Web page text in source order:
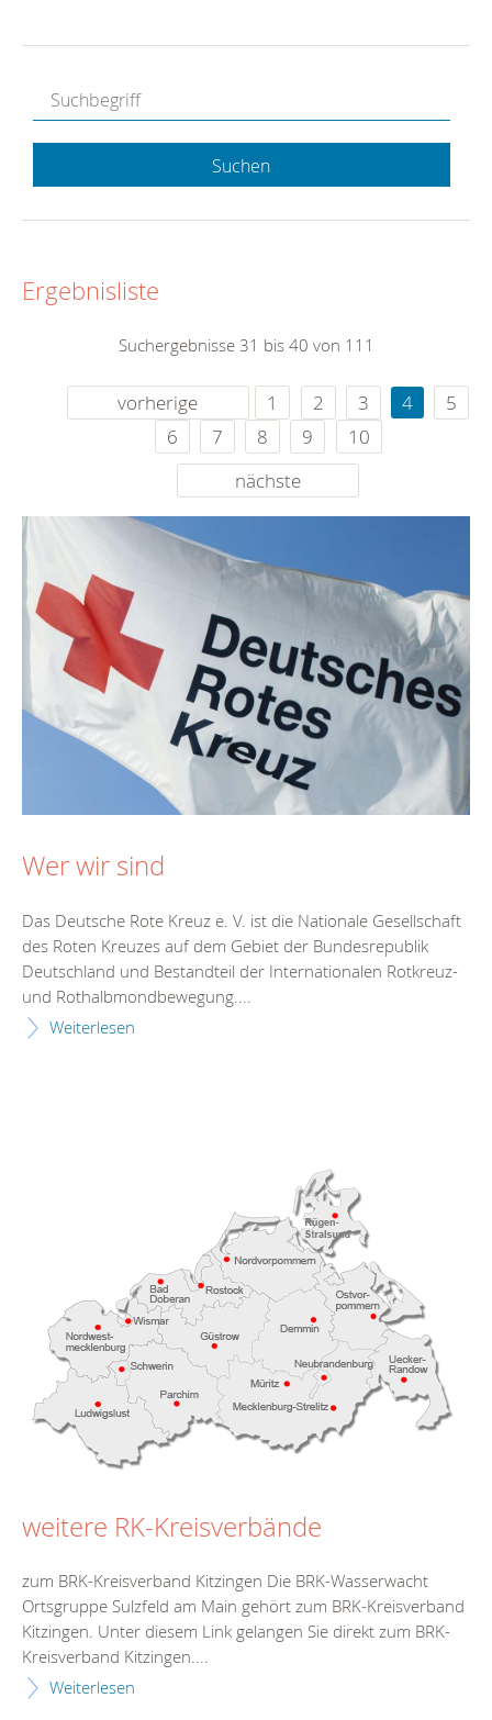
Suchen
Ergebnisliste
Suchergebnisse 31 bis 40 von 111
vorherige 1 2 3 4
5
6
7 8 9
10
nächste
Wer wir sind
Das Deutsche Rote Kreuz e. V. ist die Nationale Gesellschaft
des Roten Kreuzes auf dem Gebiet der Bundesrepublik
Deutschland und Bestandteil der Internationalen Rotkreuz-
und Rothalbmondbewegung....
Weiterlesen
weitere RK-Kreisverbände
zum BRK-Kreisverband Kitzingen Die BRK-Wasserwacht
Ortsgruppe Sulzfeld am Main gehört zum BRK-Kreisverband
Kitzingen. Unter diesem Link gelangen Sie direkt zum BRK-
Kreisverband Kitzingen....
Weiterlesen